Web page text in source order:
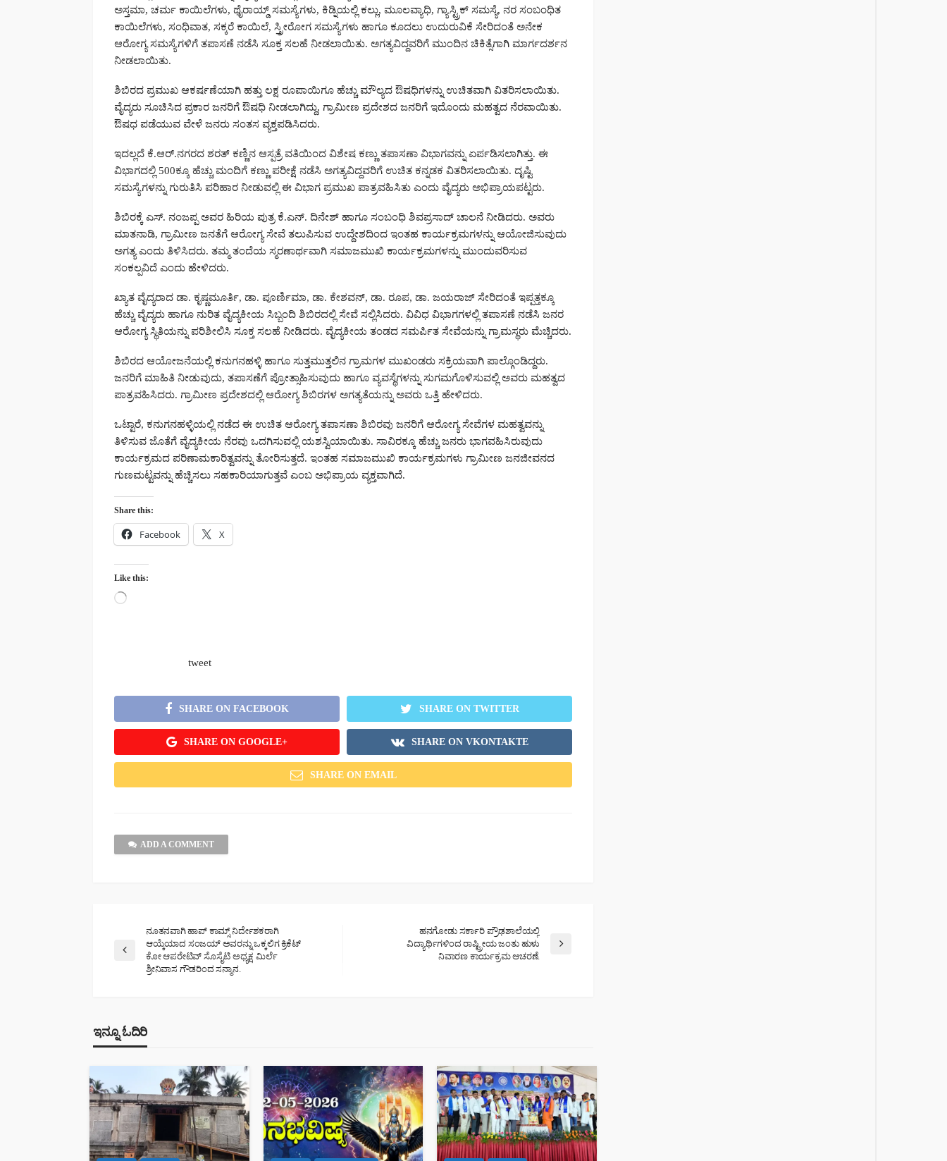
ಅಸ್ತಮಾ, ಚರ್ಮ ಕಾಯಿಲೆಗಳು, ಥೈರಾಯ್ಡ್ ಸಮಸ್ಯೆಗಳು, ಕಿಡ್ನಿಯಲ್ಲಿ ಕಲ್ಲು, ಮೂಲವ್ಯಾಧಿ, ಗ್ಯಾಸ್ಟ್ರಿಕ್ ಸಮಸ್ಯೆ, ನರ ಸಂಬಂಧಿತ
ಕಾಯಿಲೆಗಳು, ಸಂಧಿವಾತ, ಸಕ್ಕರೆ ಕಾಯಿಲೆ, ಸ್ತ್ರೀರೋಗ ಸಮಸ್ಯೆಗಳು ಹಾಗೂ ಕೂದಲು ಉದುರುವಿಕೆ ಸೇರಿದಂತೆ ಅನೇಕ
ಆರೋಗ್ಯ ಸಮಸ್ಯೆಗಳಿಗೆ ತಪಾಸಣೆ ನಡೆಸಿ ಸೂಕ್ತ ಸಲಹೆ ನೀಡಲಾಯಿತು. ಅಗತ್ಯವಿದ್ದವರಿಗೆ ಮುಂದಿನ ಚಿಕಿತ್ಸೆಗಾಗಿ ಮಾರ್ಗದರ್ಶನ
ನೀಡಲಾಯಿತು.
ಶಿಬಿರದ ಪ್ರಮುಖ ಆಕರ್ಷಣೆಯಾಗಿ ಹತ್ತು ಲಕ್ಷ ರೂಪಾಯಿಗೂ ಹೆಚ್ಚು ಮೌಲ್ಯದ ಔಷಧಿಗಳನ್ನು ಉಚಿತವಾಗಿ ವಿತರಿಸಲಾಯಿತು.
ವೈದ್ಯರು ಸೂಚಿಸಿದ ಪ್ರಕಾರ ಜನರಿಗೆ ಔಷಧಿ ನೀಡಲಾಗಿದ್ದು, ಗ್ರಾಮೀಣ ಪ್ರದೇಶದ ಜನರಿಗೆ ಇದೊಂದು ಮಹತ್ವದ ನೆರವಾಯಿತು.
ಔಷಧ ಪಡೆಯುವ ವೇಳೆ ಜನರು ಸಂತಸ ವ್ಯಕ್ತಪಡಿಸಿದರು.
ಇದಲ್ಲದೆ ಕೆ.ಆರ್.ನಗರದ ಶರತ್ ಕಣ್ಣಿನ ಆಸ್ಪತ್ರೆ ವತಿಯಿಂದ ವಿಶೇಷ ಕಣ್ಣು ತಪಾಸಣಾ ವಿಭಾಗವನ್ನು ಏರ್ಪಡಿಸಲಾಗಿತ್ತು. ಈ
ವಿಭಾಗದಲ್ಲಿ 500ಕ್ಕೂ ಹೆಚ್ಚು ಮಂದಿಗೆ ಕಣ್ಣು ಪರೀಕ್ಷೆ ನಡೆಸಿ ಅಗತ್ಯವಿದ್ದವರಿಗೆ ಉಚಿತ ಕನ್ನಡಕ ವಿತರಿಸಲಾಯಿತು. ದೃಷ್ಟಿ
ಸಮಸ್ಯೆಗಳನ್ನು ಗುರುತಿಸಿ ಪರಿಹಾರ ನೀಡುವಲ್ಲಿ ಈ ವಿಭಾಗ ಪ್ರಮುಖ ಪಾತ್ರವಹಿಸಿತು ಎಂದು ವೈದ್ಯರು ಅಭಿಪ್ರಾಯಪಟ್ಟರು.
ಶಿಬಿರಕ್ಕೆ ಎಸ್. ನಂಜಪ್ಪ ಅವರ ಹಿರಿಯ ಪುತ್ರ ಕೆ.ಎನ್. ದಿನೇಶ್ ಹಾಗೂ ಸಂಬಂಧಿ ಶಿವಪ್ರಸಾದ್ ಚಾಲನೆ ನೀಡಿದರು. ಅವರು
ಮಾತನಾಡಿ, ಗ್ರಾಮೀಣ ಜನತೆಗೆ ಆರೋಗ್ಯ ಸೇವೆ ತಲುಪಿಸುವ ಉದ್ದೇಶದಿಂದ ಇಂತಹ ಕಾರ್ಯಕ್ರಮಗಳನ್ನು ಆಯೋಜಿಸುವುದು
ಅಗತ್ಯ ಎಂದು ತಿಳಿಸಿದರು. ತಮ್ಮ ತಂದೆಯ ಸ್ಮರಣಾರ್ಥವಾಗಿ ಸಮಾಜಮುಖಿ ಕಾರ್ಯಕ್ರಮಗಳನ್ನು ಮುಂದುವರಿಸುವ
ಸಂಕಲ್ಪವಿದೆ ಎಂದು ಹೇಳಿದರು.
ಖ್ಯಾತ ವೈದ್ಯರಾದ ಡಾ. ಕೃಷ್ಣಮೂರ್ತಿ, ಡಾ. ಪೂರ್ಣಿಮಾ, ಡಾ. ಕೇಶವನ್, ಡಾ. ರೂಪ, ಡಾ. ಜಯರಾಜ್ ಸೇರಿದಂತೆ ಇಪ್ಪತ್ತಕ್ಕೂ
ಹೆಚ್ಚು ವೈದ್ಯರು ಹಾಗೂ ನುರಿತ ವೈದ್ಯಕೀಯ ಸಿಬ್ಬಂದಿ ಶಿಬಿರದಲ್ಲಿ ಸೇವೆ ಸಲ್ಲಿಸಿದರು. ವಿವಿಧ ವಿಭಾಗಗಳಲ್ಲಿ ತಪಾಸಣೆ ನಡೆಸಿ ಜನರ
ಆರೋಗ್ಯ ಸ್ಥಿತಿಯನ್ನು ಪರಿಶೀಲಿಸಿ ಸೂಕ್ತ ಸಲಹೆ ನೀಡಿದರು. ವೈದ್ಯಕೀಯ ತಂಡದ ಸಮರ್ಪಿತ ಸೇವೆಯನ್ನು ಗ್ರಾಮಸ್ಥರು ಮೆಚ್ಚಿದರು.
ಶಿಬಿರದ ಆಯೋಜನೆಯಲ್ಲಿ ಕನುಗನಹಳ್ಳಿ ಹಾಗೂ ಸುತ್ತಮುತ್ತಲಿನ ಗ್ರಾಮಗಳ ಮುಖಂಡರು ಸಕ್ರಿಯವಾಗಿ ಪಾಲ್ಗೊಂಡಿದ್ದರು.
ಜನರಿಗೆ ಮಾಹಿತಿ ನೀಡುವುದು, ತಪಾಸಣೆಗೆ ಪ್ರೋತ್ಸಾಹಿಸುವುದು ಹಾಗೂ ವ್ಯವಸ್ಥೆಗಳನ್ನು ಸುಗಮಗೊಳಿಸುವಲ್ಲಿ ಅವರು ಮಹತ್ವದ
ಪಾತ್ರವಹಿಸಿದರು. ಗ್ರಾಮೀಣ ಪ್ರದೇಶದಲ್ಲಿ ಆರೋಗ್ಯ ಶಿಬಿರಗಳ ಅಗತ್ಯತೆಯನ್ನು ಅವರು ಒತ್ತಿ ಹೇಳಿದರು.
ಒಟ್ಟಾರೆ, ಕನುಗನಹಳ್ಳಿಯಲ್ಲಿ ನಡೆದ ಈ ಉಚಿತ ಆರೋಗ್ಯ ತಪಾಸಣಾ ಶಿಬಿರವು ಜನರಿಗೆ ಆರೋಗ್ಯ ಸೇವೆಗಳ ಮಹತ್ವವನ್ನು
ತಿಳಿಸುವ ಜೊತೆಗೆ ವೈದ್ಯಕೀಯ ನೆರವು ಒದಗಿಸುವಲ್ಲಿ ಯಶಸ್ವಿಯಾಯಿತು. ಸಾವಿರಕ್ಕೂ ಹೆಚ್ಚು ಜನರು ಭಾಗವಹಿಸಿರುವುದು
ಕಾರ್ಯಕ್ರಮದ ಪರಿಣಾಮಕಾರಿತ್ವವನ್ನು ತೋರಿಸುತ್ತದೆ. ಇಂತಹ ಸಮಾಜಮುಖಿ ಕಾರ್ಯಕ್ರಮಗಳು ಗ್ರಾಮೀಣ ಜನಜೀವನದ
ಗುಣಮಟ್ಟವನ್ನು ಹೆಚ್ಚಿಸಲು ಸಹಕಾರಿಯಾಗುತ್ತವೆ ಎಂಬ ಅಭಿಪ್ರಾಯ ವ್ಯಕ್ತವಾಗಿದೆ.
Share this:
Facebook X
Like this:
Loading…
tweet
SHARE ON FACEBOOK SHARE ON TWITTER
SHARE ON GOOGLE+ SHARE ON VKONTAKTE
SHARE ON EMAIL
ADD A COMMENT
ನೂತನವಾಗಿ ಹಾಪ್ ಕಾಮ್ಸ್ ನಿರ್ದೇಶಕರಾಗಿ
ಆಯ್ಕೆಯಾದ ಸಂಜಯ್ ಅವರನ್ನು ಒಕ್ಕಲಿಗ ಕ್ರಿಕೆಟ್
ಕೋ ಆಪರೇಟಿವ್ ಸೊಸೈಟಿ ಅಧ್ಯಕ್ಷ ಮಿರ್ಲೆ
ಶ್ರೀನಿವಾಸ ಗೌಡರಿಂದ ಸನ್ಮಾನ.
ಹನಗೋಡು ಸರ್ಕಾರಿ ಪ್ರೌಢಶಾಲೆಯಲ್ಲಿ
ವಿದ್ಯಾರ್ಥಿಗಳಿಂದ ರಾಷ್ಟ್ರೀಯ ಜಂತು ಹುಳು
ನಿವಾರಣ ಕಾರ್ಯಕ್ರಮ ಆಚರಣೆ.
ಇನ್ನೂ ಓದಿರಿ